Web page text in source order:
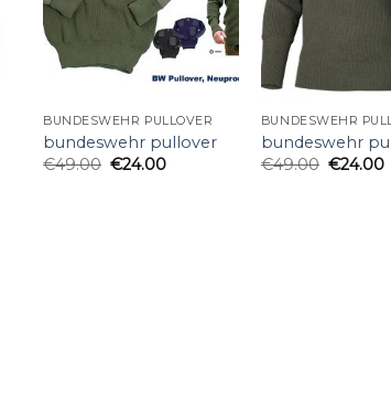
BUNDESWEHR PULLOVER
bundeswehr pullover
€49.00 €24.00
BUNDESWEHR
bundeswehr
€49.00 €24.00